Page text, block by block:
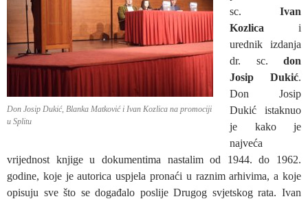
Don Josip Dukić, Blanka Matković i Ivan Kozlica na promociji
u Splitu
sc. Ivan
Kozlica i
urednik izdanja
dr. sc. don
Josip Dukić.
Don Josip
Dukić istaknuo
je kako je
najveća
vrijednost knjige u dokumentima nastalim od 1944. do 1962.
godine, koje je autorica uspjela pronaći u raznim arhivima, a koje
opisuju sve što se događalo poslije Drugog svjetskog rata. Ivan